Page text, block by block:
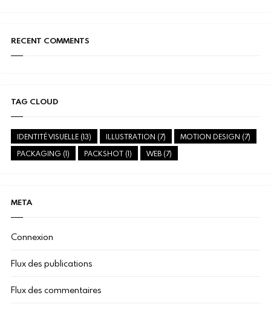
RECENT COMMENTS
TAG CLOUD
IDENTITÉ VISUELLE (13) ILLUSTRATION (7) MOTION DESIGN (7)
PACKAGING (1) PACKSHOT (1) WEB (7)
META
Connexion
Flux des publications
Flux des commentaires